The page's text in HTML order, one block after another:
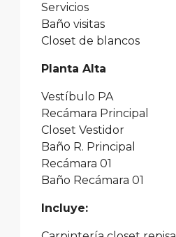
Servicios
Baño visitas
Closet de blancos
Planta Alta
Vestíbulo PA
Recámara Principal
Closet Vestidor
Baño R. Principal
Recámara 01
Baño Recámara 01
Incluye: